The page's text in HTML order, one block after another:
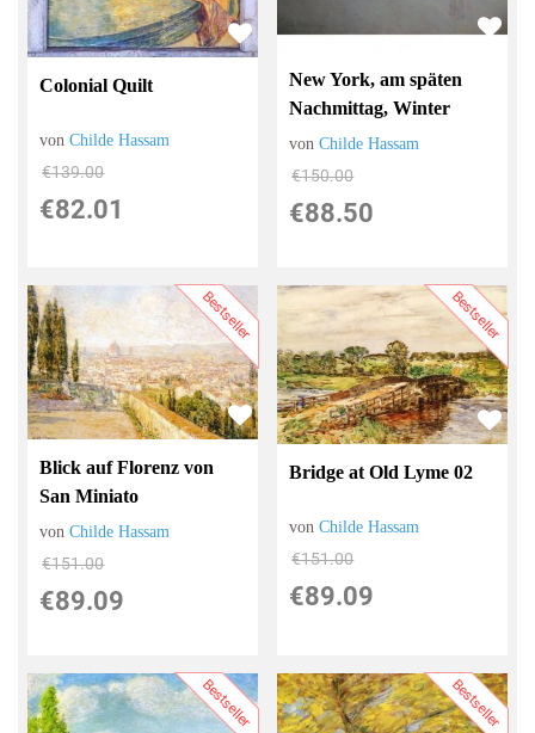
Colonial Quilt
vonChilde Hassam
€139.00
€82.01
New York, am späten
Nachmittag, Winter
vonChilde Hassam
€150.00
€88.50
Bestseller
Blick auf Florenz von
San Miniato
vonChilde Hassam
€151.00
€89.09
Bestseller
Bridge at Old Lyme 02
vonChilde Hassam
€151.00
€89.09
Bestseller Bestseller